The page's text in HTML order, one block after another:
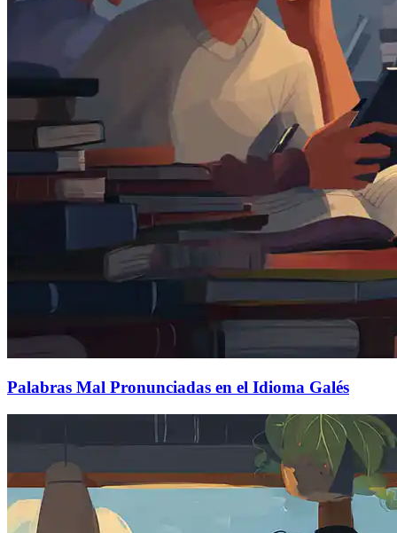
Palabras Mal Pronunciadas en el Idioma Galés